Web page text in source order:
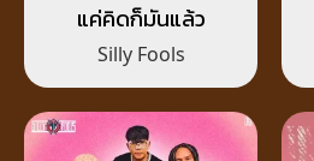
แค่คิดก็มันแล้ว
Silly Fools